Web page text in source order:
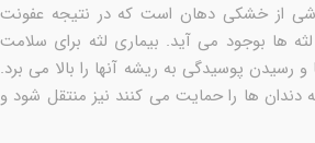
از خشکی دهان است که در نتیجه عفونت
لثه ها بوجود می آید. بیماری لثه برای سلامت
پوسیدگی به ریشه آنها را بالا می برد.
دندان ها را حمایت می کنند نیز منتقل شود و